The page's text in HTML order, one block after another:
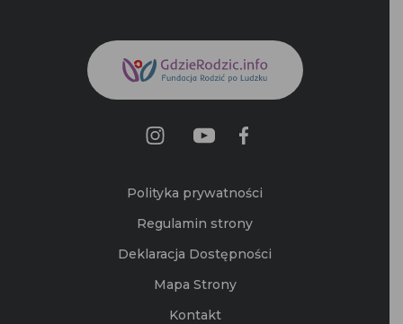
Polityka prywatności
Regulamin strony
Deklaracja Dostępności
Mapa Strony
Kontakt